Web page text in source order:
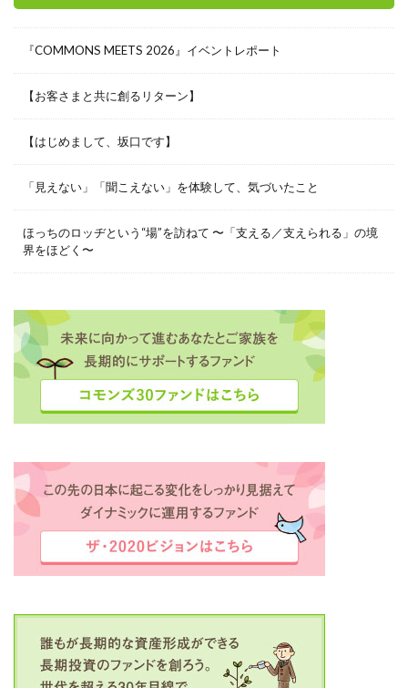
『COMMONS MEETS 2026』イベントレポート
【お客さまと共に創るリターン】
【はじめまして、坂口です】
「見えない」「聞こえない」を体験して、気づいたこと
ほっちのロッヂという“場”を訪ねて 〜「支える／支えられる」の境
界をほどく〜